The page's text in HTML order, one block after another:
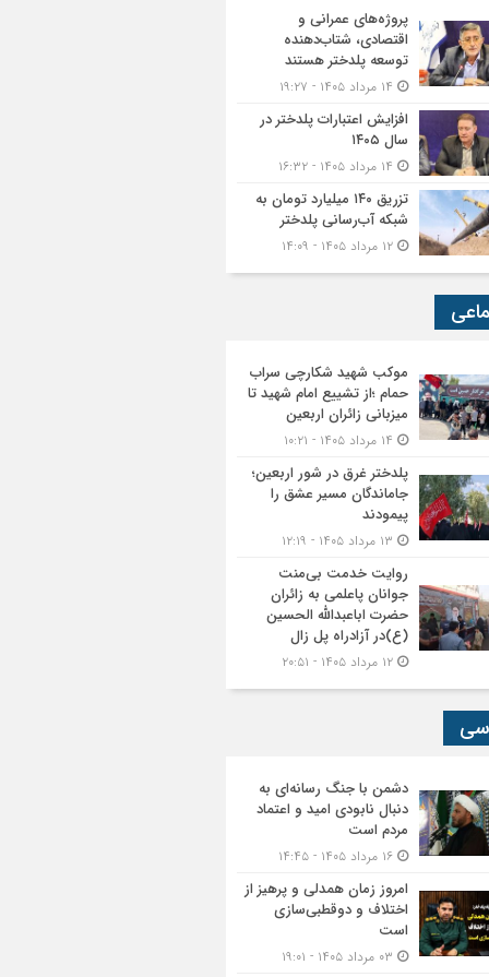
پروژه‌های عمرانی و
اقتصادی، شتاب‌دهنده
توسعه پلدختر هستند
افزایش اعتبارات پلدختر در
سال ۱۴۰۵
تزریق ۱۴۰ میلیارد تومان به
شبکه آب‌رسانی پلدختر
موکب شهید شکارچی سراب
حمام ؛از تشییع امام شهید تا
میزبانی زائران اربعین
پلدختر غرق در شور اربعین؛
جاماندگان مسیر عشق را
پیمودند
روایت خدمت بی‌منت
جوانان پاعلمی به زائران
حضرت اباعبدالله الحسین
(ع)در آزادراه پل زال
دشمن با جنگ رسانه‌ای به
دنبال نابودی امید و اعتماد
مردم است
امروز زمان همدلی و پرهیز از
اختلاف و دوقطبی‌سازی
است